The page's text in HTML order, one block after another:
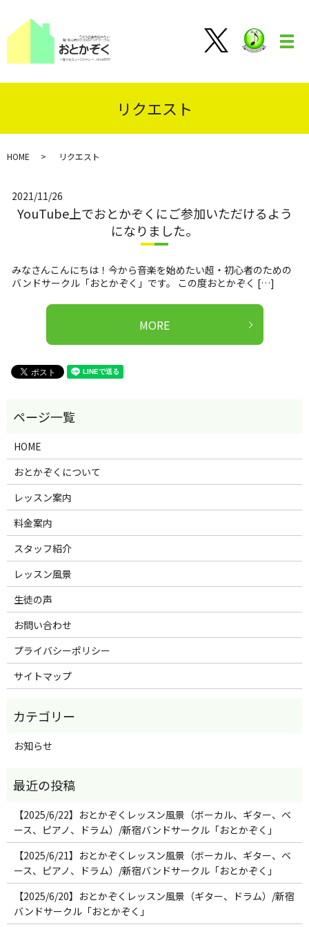
メ
リクエスト
HOME リクエスト
2021/11/26
YouTube上でおとかぞくにご参加いただけるよう
になりました。
みなさんこんにちは！今から音楽を始めたい超・初心者のための
バンドサークル「おとかぞく」です。 この度おとかぞく […]
MORE
HOME
おとかぞくについて
レッスン案内
料金案内
スタッフ紹介
レッスン風景
生徒の声
お問い合わせ
プライバシーポリシー
サイトマップ
お知らせ
【2025/6/22】おとかぞくレッスン風景（ボーカル、ギター、ベ
ース、ピアノ、ドラム）/新宿バンドサークル「おとかぞく」
【2025/6/21】おとかぞくレッスン風景（ボーカル、ギター、ベ
ース、ピアノ、ドラム）/新宿バンドサークル「おとかぞく」
【2025/6/20】おとかぞくレッスン風景（ギター、ドラム）/新宿
バンドサークル「おとかぞく」